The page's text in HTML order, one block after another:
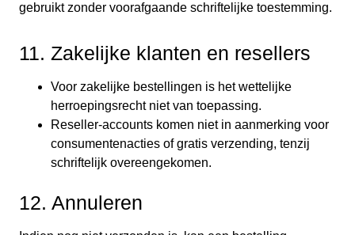
gebruikt zonder voorafgaande schriftelijke toestemming.
11. Zakelijke klanten en resellers
Voor zakelijke bestellingen is het wettelijke
herroepingsrecht niet van toepassing.
Reseller-accounts komen niet in aanmerking voor
consumentenacties of gratis verzending, tenzij
schriftelijk overeengekomen.
12. Annuleren